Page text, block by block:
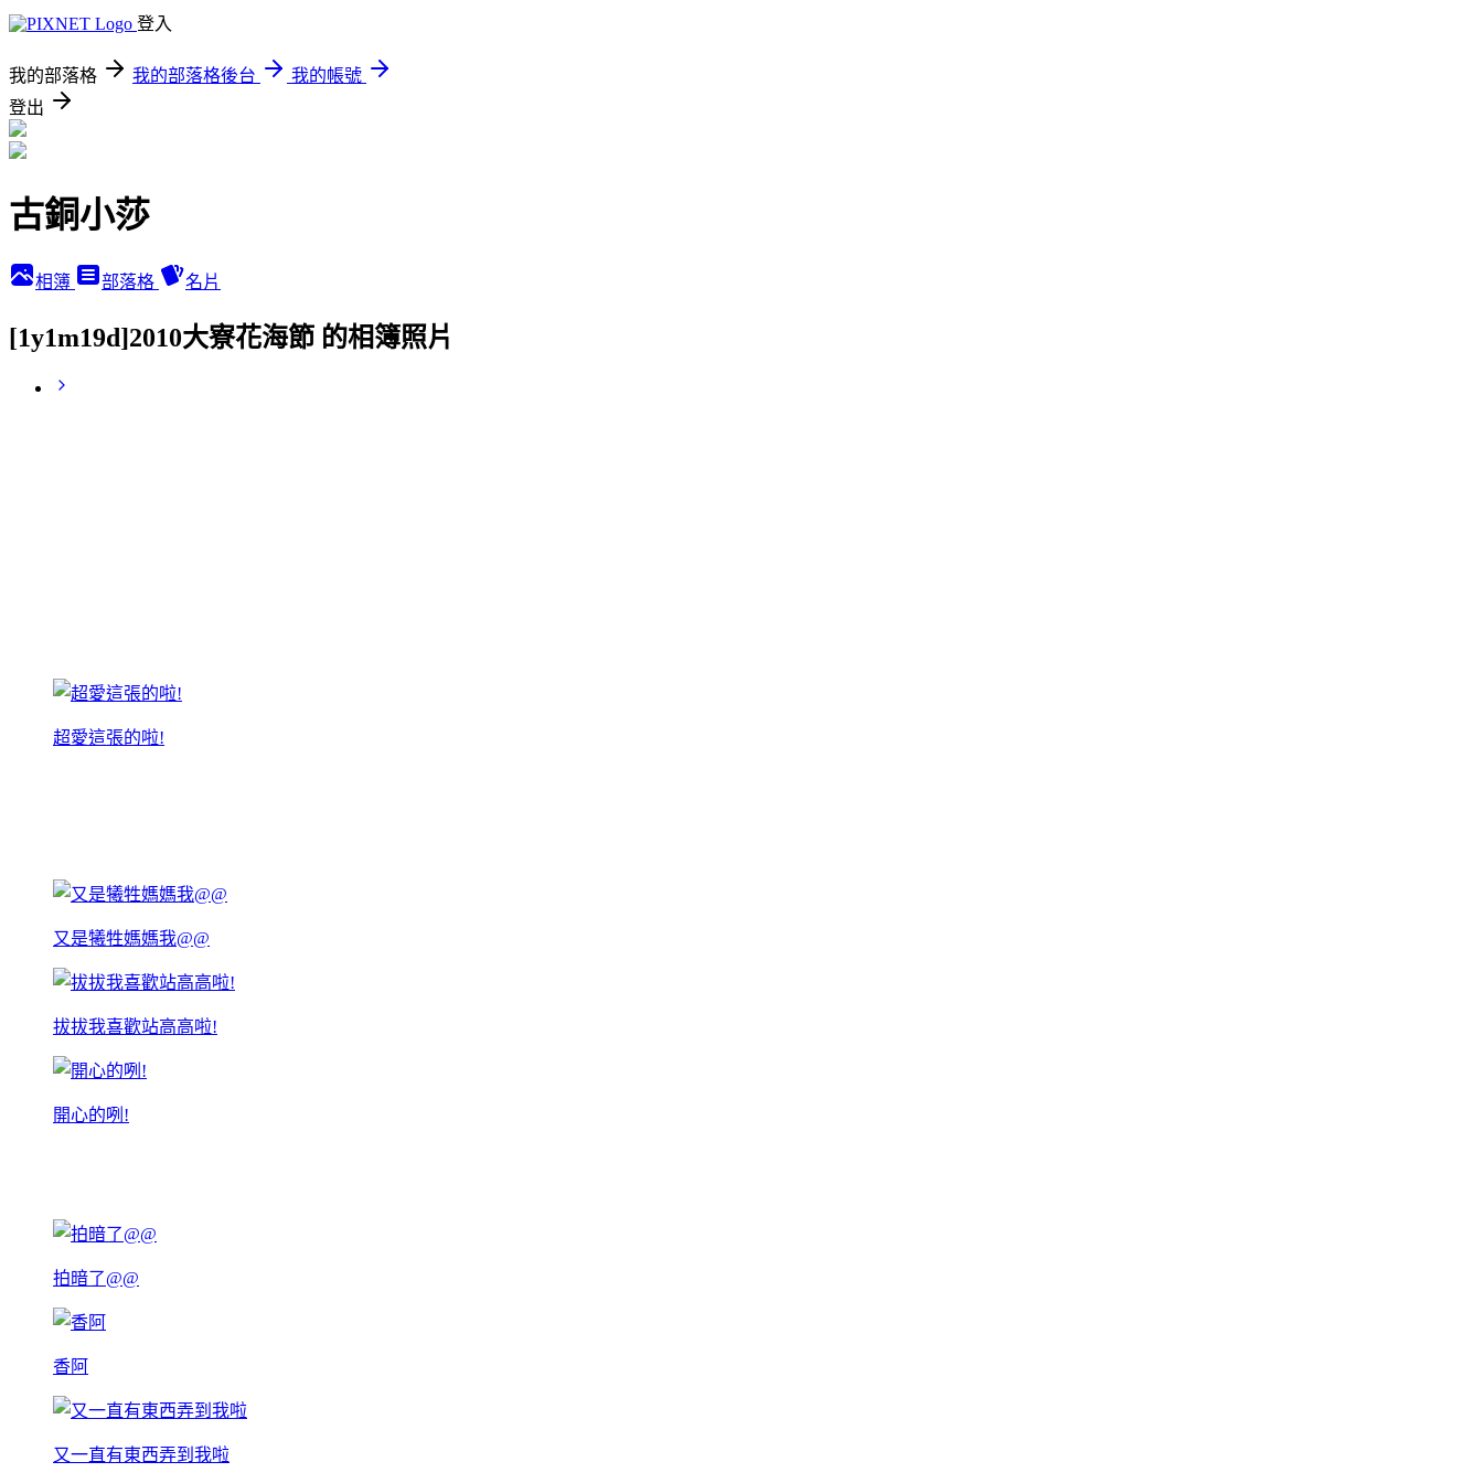
登入
我的部落格 我的部落格後台
我的帳號
登出
古銅小莎
相簿 部落格 名片
[1y1m19d]2010大寮花海節 的相簿照片
超愛這張的啦!
又是犧牲媽媽我@@
拔拔我喜歡站高高啦!
開心的咧!
拍暗了@@
香阿
又一直有東西弄到我啦